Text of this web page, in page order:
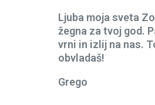
Ljuba moja sveta
žegna za tvoj god.
vrni in izlij na nas.
obvladaš!
Grego